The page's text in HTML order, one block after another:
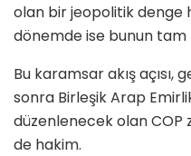
olan bir jeopolitik denge
dönemde ise bunun tam
Bu karamsar akış açısı,
sonra Birleşik Arap
düzenlenecek olan
de hakim.